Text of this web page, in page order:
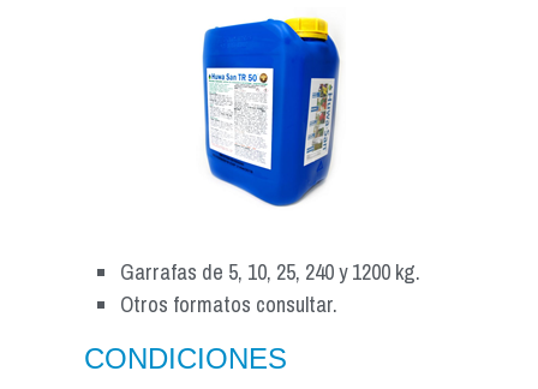
Garrafas de 5, 10, 25, 240 y 1200 kg.
Otros formatos consultar.
CONDICIONES